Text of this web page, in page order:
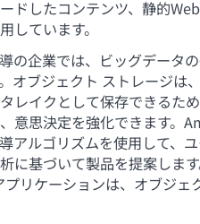
ドしたコンテンツ、静的
しています。
の企業では、ビッグデータ
オブジェクト ストレージは
レイクとして保存できるた
意思決定を強化できます。
アルゴリズムを使用して、
に基づいて製品を提案しま
リケーションは、オブジェ